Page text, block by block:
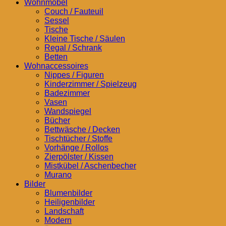
Wohnmöbel
Couch / Fauteuil
Sessel
Tische
Kleine Tische / Säulen
Regal / Schrank
Betten
Wohnaccessoires
Nippes / Figuren
Kinderzimmer / Spielzeug
Badezimmer
Vasen
Wandspiegel
Bücher
Bettwäsche / Decken
Tischtücher / Stoffe
Vorhänge / Rollos
Zierpölster / Kissen
Mistkübel / Aschenbecher
Murano
Bilder
Blumenbilder
Heiligenbilder
Landschaft
Modern